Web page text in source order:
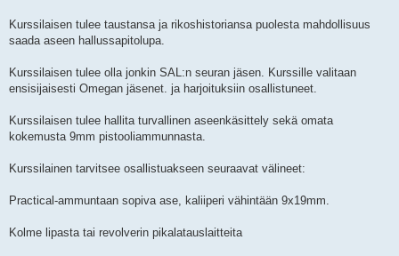
Kurssilaisen tulee taustansa ja rikoshistoriansa puolesta mahdollisuus
saada aseen hallussapitolupa.
Kurssilaisen tulee olla jonkin SAL:n seuran jäsen. Kurssille valitaan
ensisijaisesti Omegan jäsenet. ja harjoituksiin osallistuneet.
Kurssilaisen tulee hallita turvallinen aseenkäsittely sekä omata
kokemusta 9mm pistooliammunnasta.
Kurssilainen tarvitsee osallistuakseen seuraavat välineet:
Practical-ammuntaan sopiva ase, kaliiperi vähintään 9x19mm.
Kolme lipasta tai revolverin pikalatauslaitteita